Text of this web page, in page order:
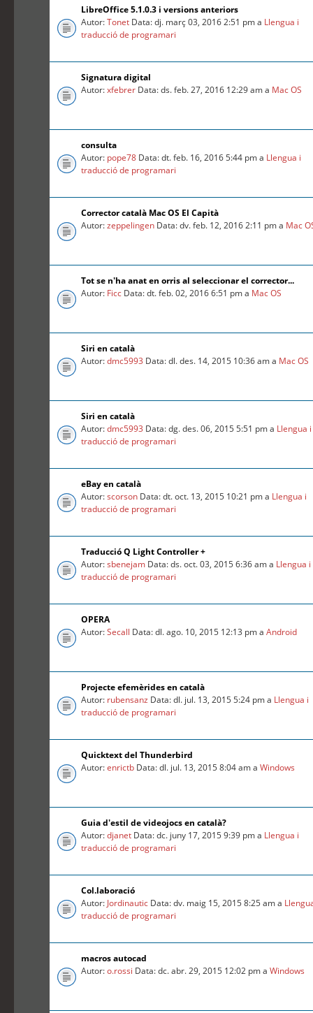
LibreOffice 5.1.0.3 i versions anteriors
Autor:Tonet Data: dj. març 03, 2016 2:51 pm a Llengua i
traducció de programari
Signatura digital
Autor:xfebrer Data: ds. feb. 27, 2016 12:29 am a Mac OS
consulta
Autor: pope78 Data: dt. feb. 16, 2016 5:44 pm a Llengua i
traducció de programari
Corrector català Mac OS El Capità
Autor:zeppelingen Data: dv. feb. 12, 2016 2:11 pm a Mac
Tot se n'ha anat en orris al seleccionar el corrector...
Autor: Ficc Data: dt. feb. 02, 2016 6:51 pm a Mac OS
Siri en català
Autor:dmc5993 Data: dl. des. 14, 2015 10:36 am a Mac OS
Siri en català
Autor:dmc5993 Data: dg. des. 06, 2015 5:51 pm a Llengua i
traducció de programari
eBay en català
Autor:scorson Data: dt. oct. 13, 2015 10:21 pm a Llengua i
traducció de programari
Traducció Q Light Controller +
Autor:sbenejam Data: ds. oct. 03, 2015 6:36 am a Llengua i
traducció de programari
OPERA
Autor:Secall Data: dl. ago. 10, 2015 12:13 pm aAndroid
Projecte efemèrides en català
Autor: rubensanz Data: dl. jul. 13, 2015 5:24 pm a Llengua i
traducció de programari
Quicktext del Thunderbird
Autor:enrictb Data: dl. jul. 13, 2015 8:04 am aWindows
Guia d'estil de videojocs en català?
Autor:djanet Data: dc. juny 17, 2015 9:39 pm a Llengua i
traducció de programari
Col.laboració
Autor: Jordinautic Data: dv. maig 15, 2015 8:25 am a
traducció de programari
macros autocad
Autor:o.rossi Data: dc. abr. 29, 2015 12:02 pm aWindows